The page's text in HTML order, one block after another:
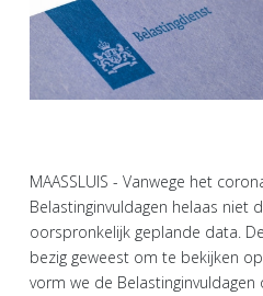
MAASSLUIS - Vanwege het
Belastinginvuldagen helaas niet
oorspronkelijk geplande data.
bezig geweest om te bekijken
vorm we de Belastinginvuldagen